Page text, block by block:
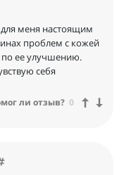
меня настоящим
проблем с кожей
по ее улучшению.
себя
ли отзыв? 0